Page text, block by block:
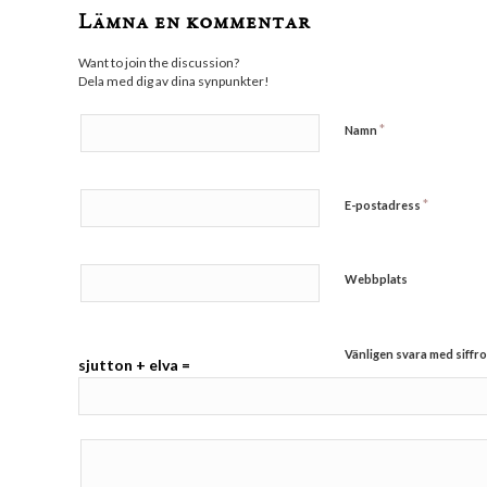
Lämna en kommentar
Want to join the discussion?
Dela med dig av dina synpunkter!
Namn *
E-postadress *
Webbplats
Vänligen svara med
sjutton + elva =